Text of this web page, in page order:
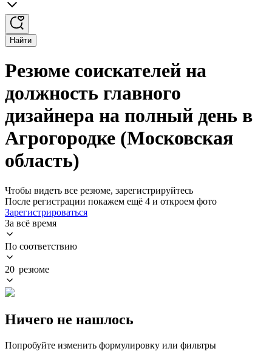
Найти
Резюме соискателей на
должность главного
дизайнера на полный день в
Агрогородке (Московская
область)
Чтобы видеть все резюме, зарегистрируйтесь
После регистрации покажем ещё 4 и откроем фото
Зарегистрироваться
За всё время
По соответствию
20 резюме
Ничего не нашлось
Попробуйте изменить формулировку или фильтры